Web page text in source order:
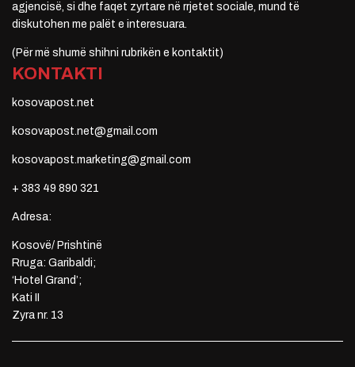
agjencisë, si dhe faqet zyrtare në rrjetet sociale, mund të
diskutohen me palët e interesuara.
(Për më shumë shihni rubrikën e kontaktit)
KONTAKTI
kosovapost.net
kosovapost.net@gmail.com
kosovapost.marketing@gmail.com
+ 383 49 890 321
Adresa:
Kosovë/ Prishtinë
Rruga: Garibaldi;
‘Hotel Grand’;
Kati II
Zyra nr. 13